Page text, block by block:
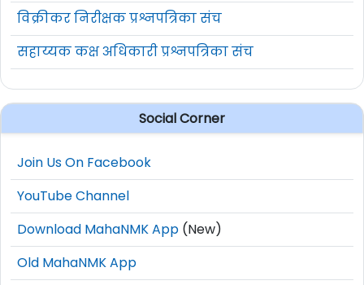
विक्रीकर निरीक्षक प्रश्नपत्रिका संच
सहाय्यक कक्ष अधिकारी प्रश्नपत्रिका संच
Social Corner
Join Us On Facebook
YouTube Channel
Download MahaNMK App (New)
Old MahaNMK App